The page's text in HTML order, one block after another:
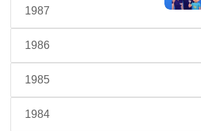
1987
1986
1985
1984